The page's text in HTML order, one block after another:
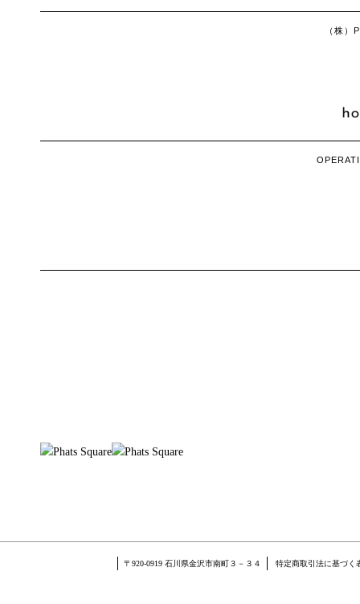
（株
〒920-0919 石川県金沢市南町３－３４ 特定商取引法に基づく